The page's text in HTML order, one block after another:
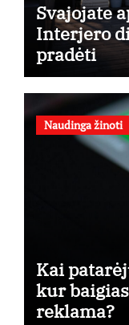
Svajojate
Interjero
pradėti
Naudinga žinoti
Kai
kur
reklama?